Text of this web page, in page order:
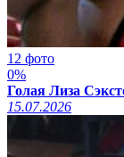
12 фото
0%
Голая Лиза
15.07.2026